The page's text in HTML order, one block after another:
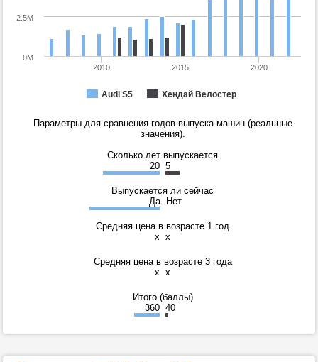
Audi S5 Хендай Велостер
2010 2015 2020
0M
2.5M
Параметры для сравнения годов выпуска машин (реальные
значения).
Сколько лет выпускается
20 5
Выпускается ли сейчас
Да
Нет
Средняя цена в возрасте 1 год
x x
Средняя цена в возрасте 3 года
x x
Итого (баллы)
360 40